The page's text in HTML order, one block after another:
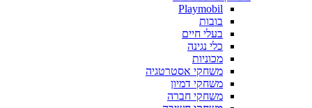
Playmobil
בובות
בעלי חיים
כלי נגינה
מכוניות
משחקי אסטרטגיה
משחקי דמיון
משחקי חברה